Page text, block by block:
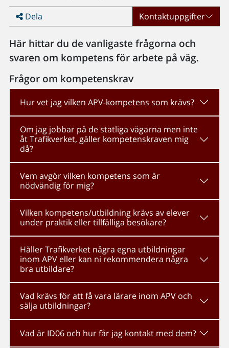
Dela Kontaktuppgifter
Här hittar du de vanligaste frågorna och
svaren om kompetens för arbete på väg.
Frågor om kompetenskrav
Hur vet jag vilken APV-kompetens som krävs?
Om jag jobbar på de statliga vägarna men inte
åt Trafikverket, gäller kompetenskraven mig
då?
Vem avgör vilken kompetens som är
nödvändig för mig?
Vilken kompetens/utbildning krävs av elever
under praktik eller tillfälliga besökare?
Håller Trafikverket några egna utbildningar
inom APV eller kan ni rekommendera några
bra utbildare?
Vad krävs för att få vara lärare inom APV och
sälja utbildningar?
Vad är ID06 och hur får jag kontakt med dem?